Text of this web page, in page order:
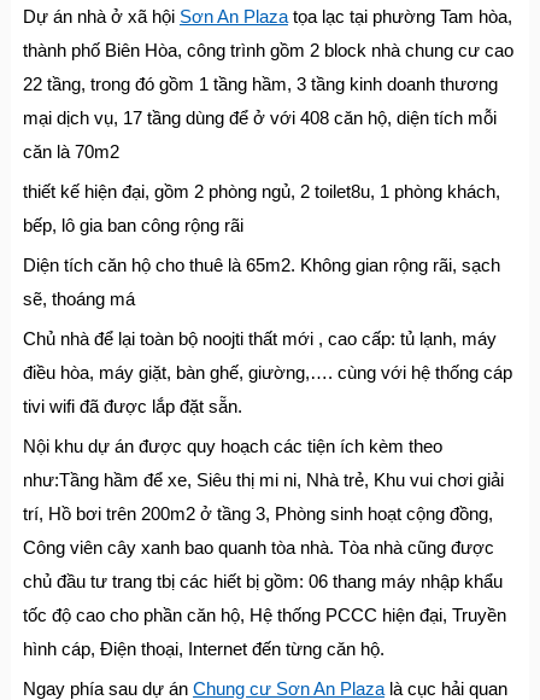
Dự án nhà ở xã hội Sơn An Plazatọa lạc tại phường Tam hòa,
thành phố Biên Hòa, công trình gồm 2 block nhà chung cư cao
22 tầng, trong đó gồm 1 tầng hầm, 3 tầng kinh doanh thương
mại dịch vụ, 17 tầng dùng để ở với 408 căn hộ, diện tích mỗi
căn là 70m2
thiết kế hiện đại, gồm 2 phòng ngủ, 2 toilet8u, 1 phòng khách,
bếp, lô gia ban công rộng rãi
Diện tích căn hộ cho thuê là 65m2. Không gian rộng rãi, sạch
sẽ, thoáng má
Chủ nhà để lại toàn bộ noojti thất mới , cao cấp: tủ lạnh, máy
điều hòa, máy giặt, bàn ghế, giường,…. cùng với hệ thống cáp
tivi wifi đã được lắp đặt sẵn.
Nội khu dự án được quy hoạch các tiện ích kèm theo
như:Tầng hầm để xe, Siêu thị mi ni, Nhà trẻ, Khu vui chơi giải
trí, Hồ bơi trên 200m2 ở tầng 3, Phòng sinh hoạt cộng đồng,
Công viên cây xanh bao quanh tòa nhà. Tòa nhà cũng được
chủ đầu tư trang tbị các hiết bị gồm: 06 thang máy nhập khẩu
tốc độ cao cho phần căn hộ, Hệ thống PCCC hiện đại, Truyền
hình cáp, Điện thoại, Internet đến từng căn hộ.
Ngay phía sau dự án Chung cư Sơn An Plazalà cục hải quan